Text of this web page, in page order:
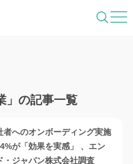
先を照らすメディ
」の記事一覧
者へのオンボーディング実施
が「効果を実感」 、エン
・ジャパン株式会社調査